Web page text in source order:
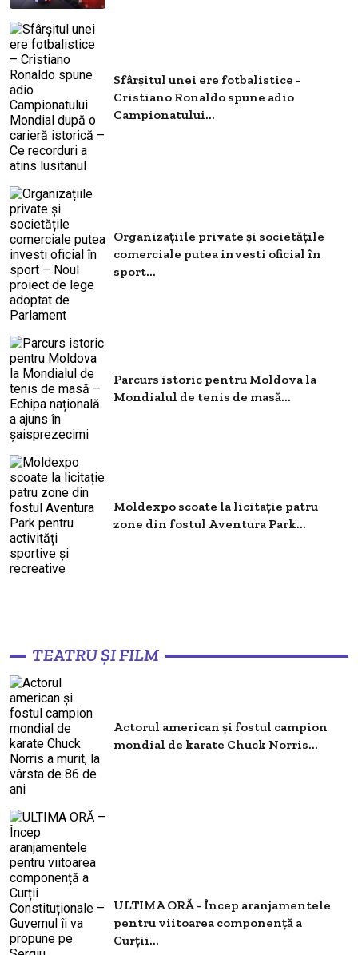
Sfârșitul unei ere fotbalistice -
Cristiano Ronaldo spune adio
Campionatului...
Organizațiile private și societățile
comerciale putea investi oficial în
sport...
Parcurs istoric pentru Moldova la
Mondialul de tenis de masă...
Moldexpo scoate la licitație patru
zone din fostul Aventura Park...
TEATRU ȘI FILM
Actorul american și fostul campion
mondial de karate Chuck Norris...
ULTIMA ORĂ - Încep aranjamentele
pentru viitoarea componență a
Curții...